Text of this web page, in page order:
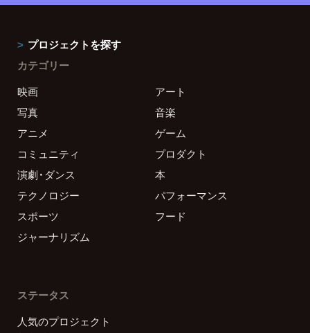
プロジェクトを探す
カテゴリー
映画
アート
写真
音楽
アニメ
ゲーム
コミュニティ
プロダクト
演劇・ダンス
本
テクノロジー
パフォーマンス
スポーツ
フード
ジャーナリズム
ステータス
人気のプロジェクト